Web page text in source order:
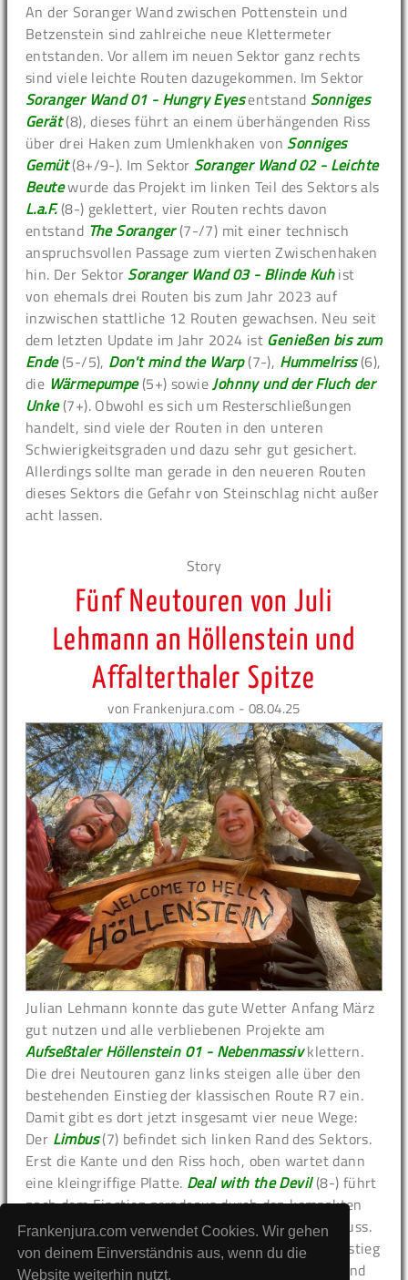
Frankenjura.com verwendet Cookies. Wir gehen
von deinem Einverständnis aus, wenn du die
Website weiterhin nutzt.
An der Soranger Wand zwischen Pottenstein und
Betzenstein sind zahlreiche neue Klettermeter
entstanden. Vor allem im neuen Sektor ganz rechts
sind viele leichte Routen dazugekommen. Im Sektor
Soranger Wand 01 - Hungry Eyesentstand Sonniges
Gerät(8), dieses führt an einem überhängenden Riss
über drei Haken zum Umlenkhaken von Sonniges
Gemüt(8+/9-). Im Sektor Soranger Wand 02 - Leichte
Beutewurde das Projekt im linken Teil des Sektors als
L.a.F.(8-) geklettert, vier Routen rechts davon
entstand The Soranger(7-/7) mit einer technisch
anspruchsvollen Passage zum vierten Zwischenhaken
hin. Der Sektor Soranger Wand 03 - Blinde Kuhist
von ehemals drei Routen bis zum Jahr 2023 auf
inzwischen stattliche 12 Routen gewachsen. Neu seit
dem letzten Update im Jahr 2024 ist Genießen bis zum
Ende(5-/5), Don't mind the Warp(7-), Hummelriss(6),
die Wärmepumpe(5+) sowieJohnny und der Fluch der
Unke(7+). Obwohl es sich um Resterschließungen
handelt, sind viele der Routen in den unteren
Schwierigkeitsgraden und dazu sehr gut gesichert.
Allerdings sollte man gerade in den neueren Routen
dieses Sektors die Gefahr von Steinschlag nicht außer
acht lassen.
Story
Fünf Neutouren von Juli
Lehmann an Höllenstein und
Affalterthaler Spitze
von Frankenjura.com - 08.04.25
Julian Lehmann konnte das gute Wetter Anfang März
gut nutzen und alle verbliebenen Projekte am
Aufseßtaler Höllenstein 01 - Nebenmassivklettern.
Die drei Neutouren ganz links steigen alle über den
bestehenden Einstieg der klassischen Route R7 ein.
Damit gibt es dort jetzt insgesamt vier neue Wege:
Der Limbus(7) befindet sich linken Rand des Sektors.
Erst die Kante und den Riss hoch, oben wartet dann
eine kleingriffige Platte. Deal with the Devil(8-) führt
nach dem Einstieg geradeaus durch den kompakten
Bauch und bietet einen schönen Riss zum Abschluss.
DasKuriositätenkabinett(7) zweigt nach dem Einstieg
kurz nach rechts zu einem Zwischenhaken am Band